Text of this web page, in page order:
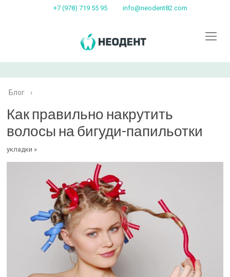
+7 (978) 719 55 95 info@neodent82.com
Блог ›
Как правильно накрутить
волосы на бигуди-папильотки
укладки »